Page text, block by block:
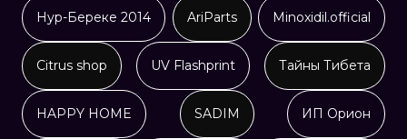
Нур-Береке 2014 AriParts Minoxidil.official
Citrus shop UV Flashprint Тайны Тибета
HAPPY HOME SADIM ИП Орион